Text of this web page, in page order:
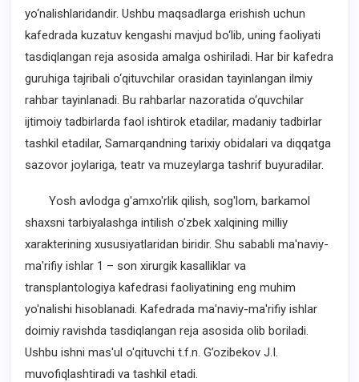
yo‘nalishlaridandir. Ushbu maqsadlarga erishish uchun
kafedrada kuzatuv kengashi mavjud bo‘lib, uning faoliyati
tasdiqlangan reja asosida amalga oshiriladi. Har bir kafedra
guruhiga tajribali o‘qituvchilar orasidan tayinlangan ilmiy
rahbar tayinlanadi. Bu rahbarlar nazoratida o‘quvchilar
ijtimoiy tadbirlarda faol ishtirok etadilar, madaniy tadbirlar
tashkil etadilar, Samarqandning tarixiy obidalari va diqqatga
sazovor joylariga, teatr va muzeylarga tashrif buyuradilar.
Yosh avlodga g'amxo'rlik qilish, sog'lom, barkamol
shaxsni tarbiyalashga intilish o'zbek xalqining milliy
xarakterining xususiyatlaridan biridir. Shu sababli ma'naviy-
ma'rifiy ishlar 1 – son xirurgik kasalliklar va
transplantologiya kafedrasi faoliyatining eng muhim
yo'nalishi hisoblanadi. Kafedrada ma'naviy-ma'rifiy ishlar
doimiy ravishda tasdiqlangan reja asosida olib boriladi.
Ushbu ishni mas'ul o'qituvchi t.f.n. G’ozibekov J.I.
muvofiqlashtiradi va tashkil etadi.